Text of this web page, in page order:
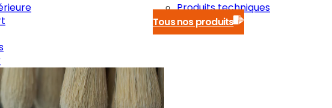
Produits techniques
Tous nos produits